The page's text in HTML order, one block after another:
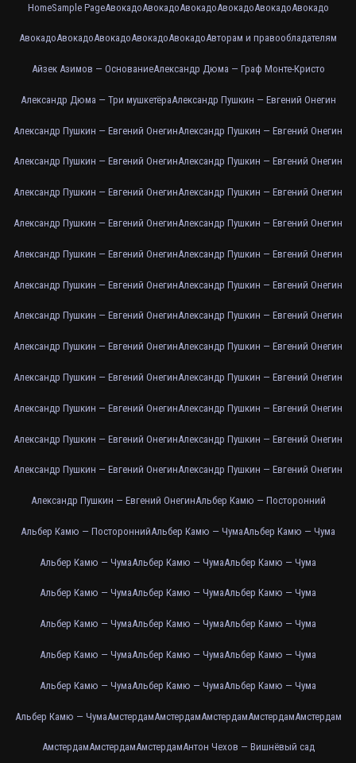
HomeSample PageАвокадоАвокадоАвокадоАвокадоАвокадоАвокадо
АвокадоАвокадоАвокадоАвокадоАвокадоАвторам и правообладателям
Айзек Азимов — ОснованиеАлександр Дюма — Граф Монте-Кристо
Александр Дюма — Три мушкетёраАлександр Пушкин — Евгений Онегин
Александр Пушкин — Евгений ОнегинАлександр Пушкин — Евгений Онегин
Александр Пушкин — Евгений ОнегинАлександр Пушкин — Евгений Онегин
Александр Пушкин — Евгений ОнегинАлександр Пушкин — Евгений Онегин
Александр Пушкин — Евгений ОнегинАлександр Пушкин — Евгений Онегин
Александр Пушкин — Евгений ОнегинАлександр Пушкин — Евгений Онегин
Александр Пушкин — Евгений ОнегинАлександр Пушкин — Евгений Онегин
Александр Пушкин — Евгений ОнегинАлександр Пушкин — Евгений Онегин
Александр Пушкин — Евгений ОнегинАлександр Пушкин — Евгений Онегин
Александр Пушкин — Евгений ОнегинАлександр Пушкин — Евгений Онегин
Александр Пушкин — Евгений ОнегинАлександр Пушкин — Евгений Онегин
Александр Пушкин — Евгений ОнегинАлександр Пушкин — Евгений Онегин
Александр Пушкин — Евгений ОнегинАлександр Пушкин — Евгений Онегин
Александр Пушкин — Евгений ОнегинАльбер Камю — Посторонний
Альбер Камю — ПостороннийАльбер Камю — ЧумаАльбер Камю — Чума
Альбер Камю — ЧумаАльбер Камю — ЧумаАльбер Камю — Чума
Альбер Камю — ЧумаАльбер Камю — ЧумаАльбер Камю — Чума
Альбер Камю — ЧумаАльбер Камю — ЧумаАльбер Камю — Чума
Альбер Камю — ЧумаАльбер Камю — ЧумаАльбер Камю — Чума
Альбер Камю — ЧумаАльбер Камю — ЧумаАльбер Камю — Чума
Альбер Камю — ЧумаАмстердамАмстердамАмстердамАмстердамАмстердам
АмстердамАмстердамАмстердамАнтон Чехов — Вишнёвый сад